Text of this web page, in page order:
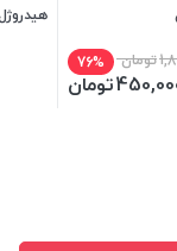
تومان 76%
تومان